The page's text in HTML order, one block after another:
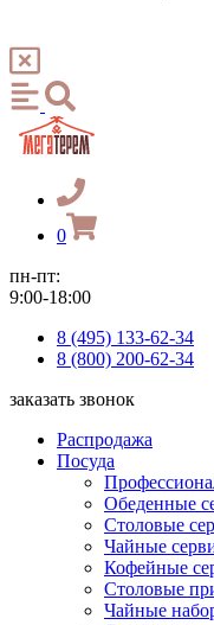
0
пн-пт:
9:00-18:00
8 (495) 133-62-34
8 (800) 200-62-34
заказать звонок
Распродажа
Посуда
Обеденные
Столовые
Чайные
Кофейные
Столовые
Чайные